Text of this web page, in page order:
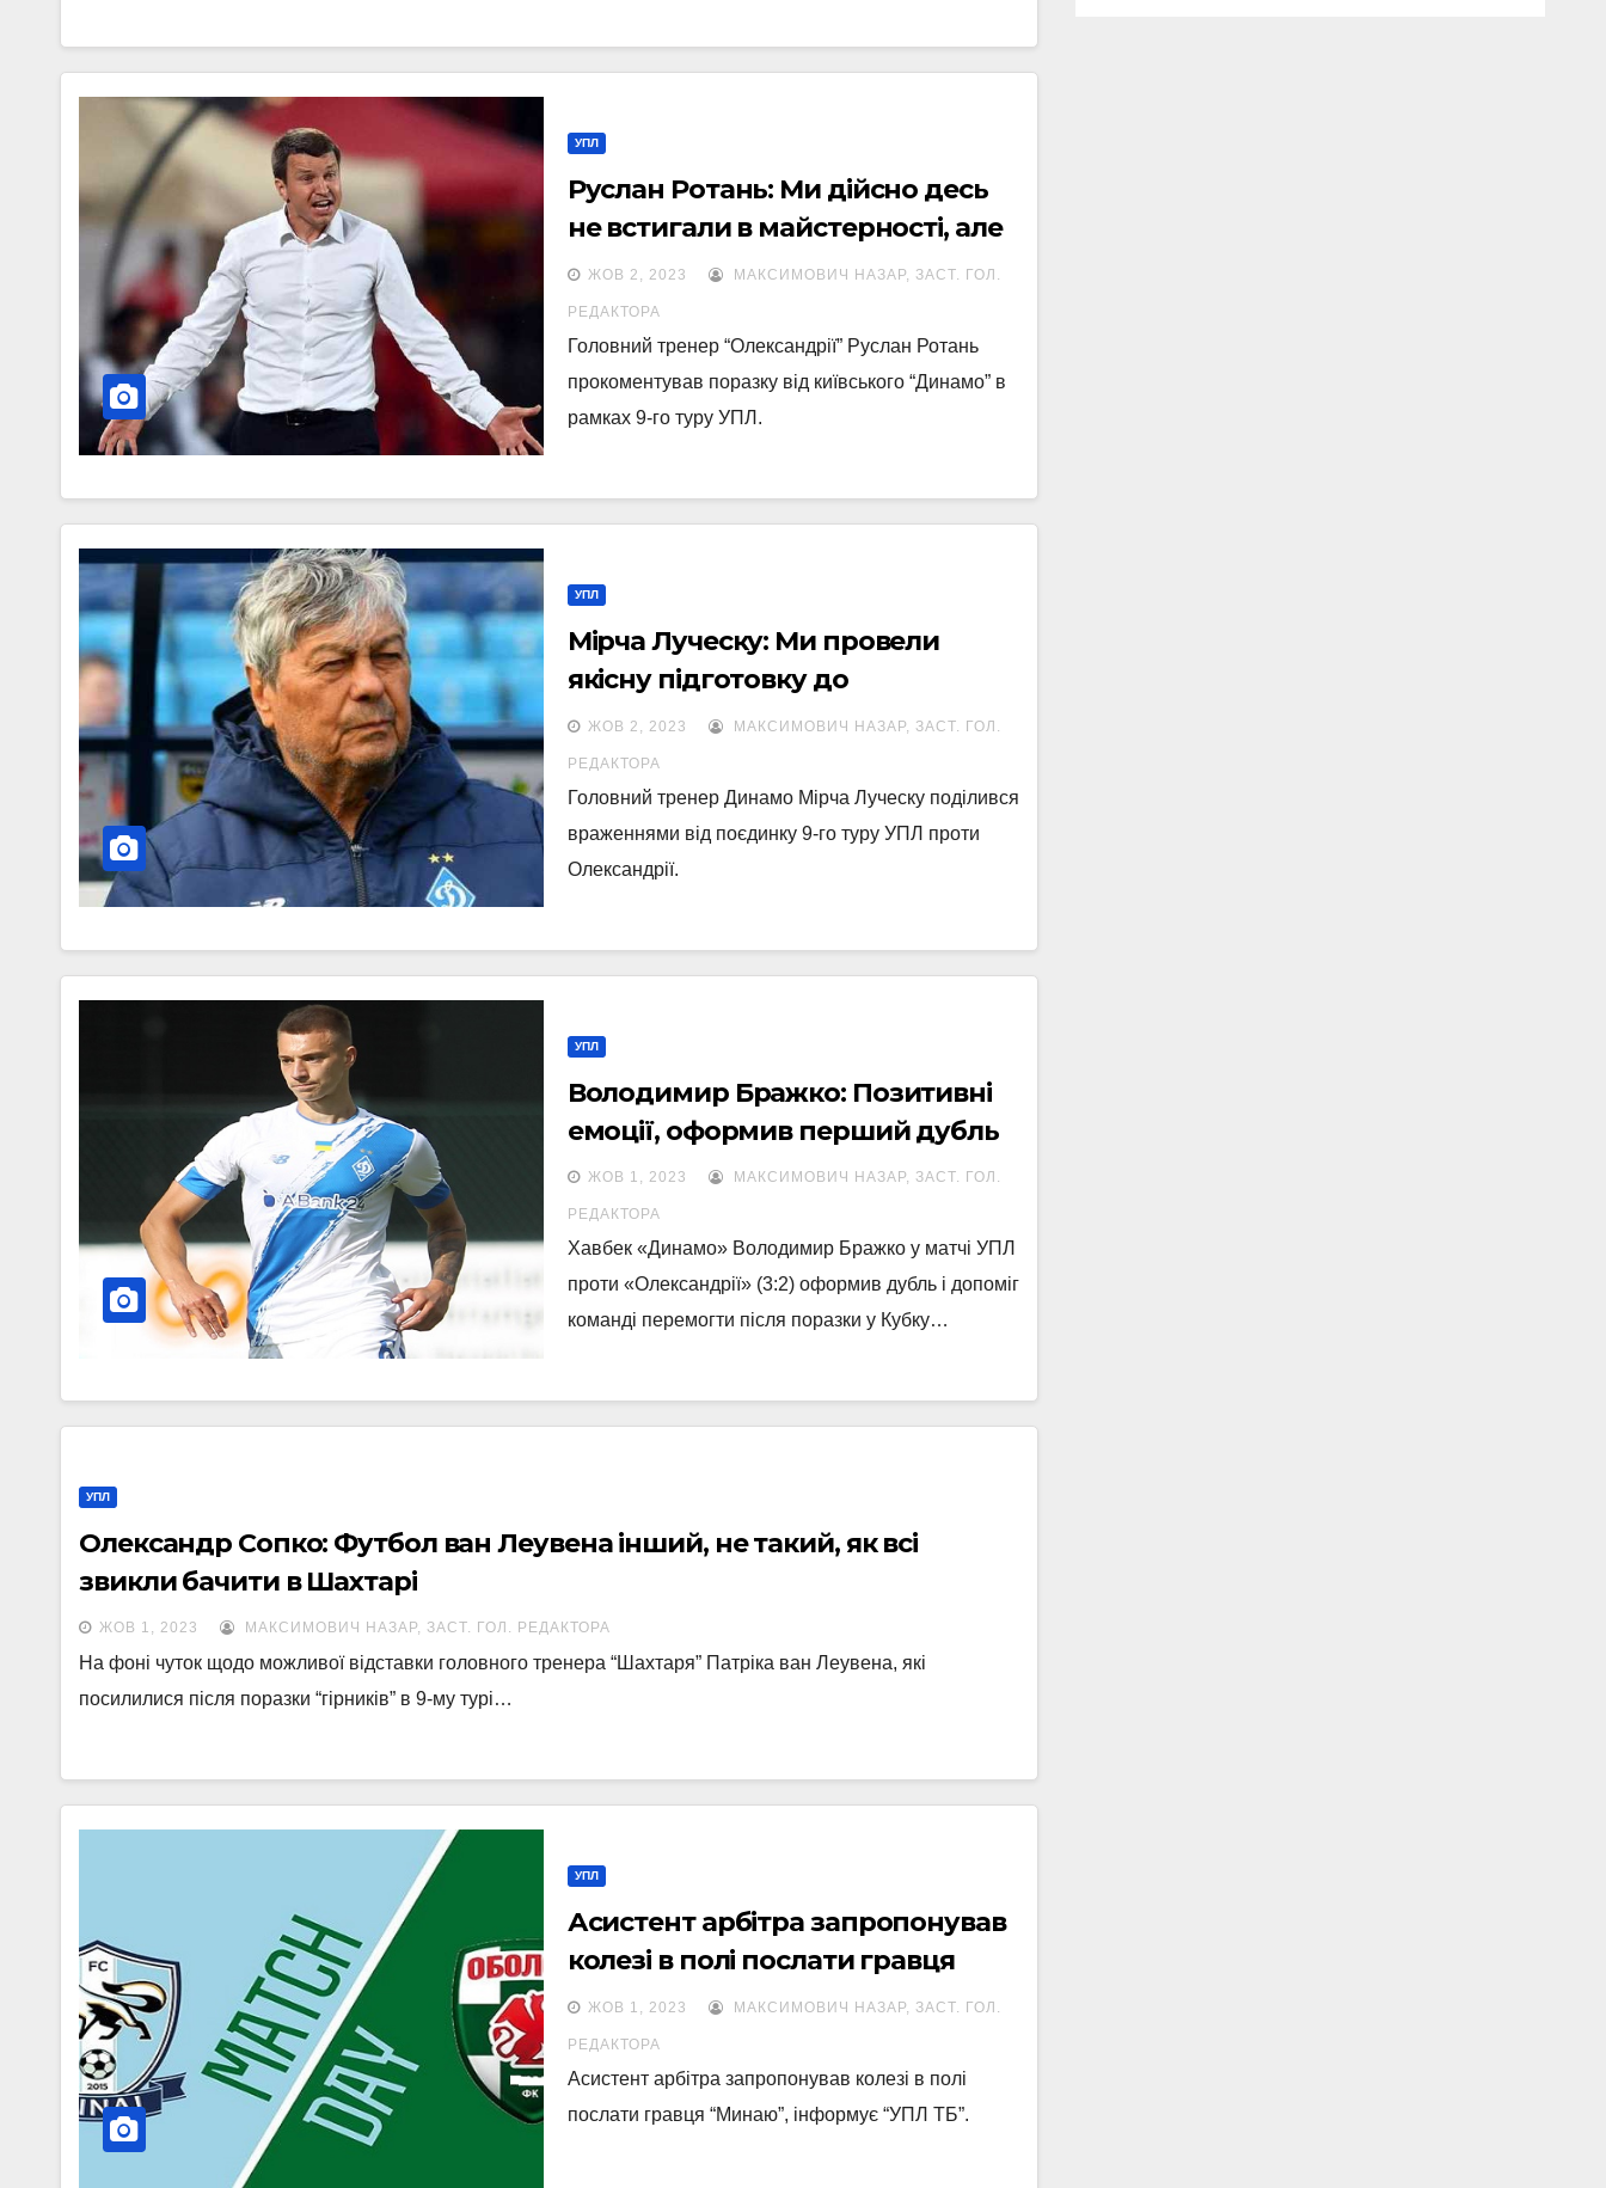
УПЛ
Руслан Ротань: Ми дійсно десь
не встигали в майстерності, але
з бажанням все було добре
ЖОВ 2, 2023 МАКСИМОВИЧ НАЗАР, ЗАСТ. ГОЛ.
РЕДАКТОРА
Головний тренер “Олександрії” Руслан Ротань
прокоментував поразку від київського “Динамо” в
рамках 9-го туру УПЛ.
УПЛ
Мірча Луческу: Ми провели
якісну підготовку до
сьогоднішнього матчу, тому й
перемогли
ЖОВ 2, 2023 МАКСИМОВИЧ НАЗАР, ЗАСТ. ГОЛ.
РЕДАКТОРА
Головний тренер Динамо Мірча Луческу поділився
враженнями від поєдинку 9-го туру УПЛ проти
Олександрії.
УПЛ
Володимир Бражко: Позитивні
емоції, оформив перший дубль
ЖОВ 1, 2023 МАКСИМОВИЧ НАЗАР, ЗАСТ. ГОЛ.
РЕДАКТОРА
Хавбек «Динамо» Володимир Бражко у матчі УПЛ
проти «Олександрії» (3:2) оформив дубль і допоміг
команді перемогти після поразки у Кубку…
УПЛ
Олександр Сопко: Футбол ван Леувена інший, не такий, як всі
звикли бачити в Шахтарі
ЖОВ 1, 2023 МАКСИМОВИЧ НАЗАР, ЗАСТ. ГОЛ. РЕДАКТОРА
На фоні чуток щодо можливої відставки головного тренера “Шахтаря” Патріка ван Леувена, які
посилилися після поразки “гірників” в 9-му турі…
УПЛ
Асистент арбітра запропонував
колезі в полі послати гравця
Минаю
ЖОВ 1, 2023 МАКСИМОВИЧ НАЗАР, ЗАСТ. ГОЛ.
РЕДАКТОРА
Асистент арбітра запропонував колезі в полі
послати гравця “Минаю”, інформує “УПЛ ТБ”.